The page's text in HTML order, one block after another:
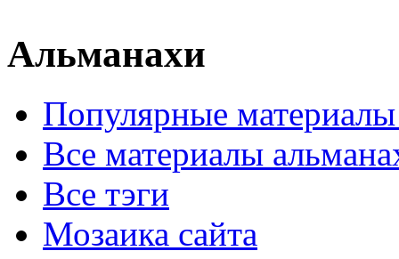
Альманахи
Популярные
Все материалы
Все тэги
Мозаика сайта